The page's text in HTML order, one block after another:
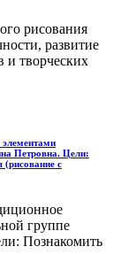
рисования
развитие
и творческих
элементами
Петровна. Цели:
(рисование с
группе
Познакомить